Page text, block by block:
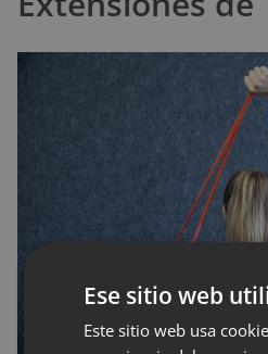
Ese sitio web
Este sitio web usa